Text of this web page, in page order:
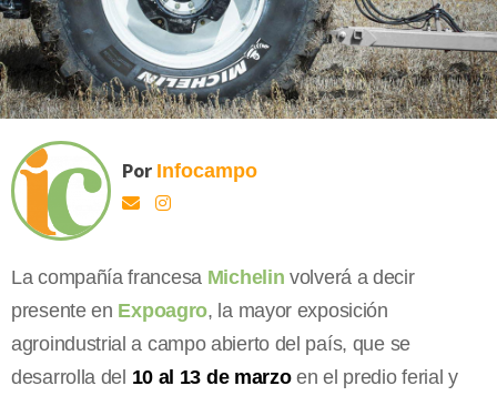
Por Infocampo
La compañía francesa Michelin volverá a decir
presente en Expoagro, la mayor exposición
agroindustrial a campo abierto del país, que se
desarrolla del 10 al 13 de marzoen el predio ferial y